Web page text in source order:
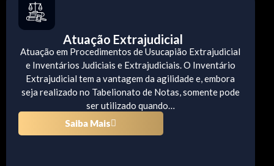
Atuação Extrajudicial
Atuação em Procedimentos de Usucapião Extrajudicial
e Inventários Judiciais e Extrajudiciais. O Inventário
Extrajudicial tem a vantagem da agilidade e, embora
seja realizado no Tabelionato de Notas, somente pode
ser utilizado quando…
Saiba Mais